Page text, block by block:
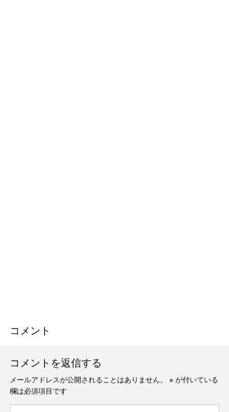
コメント
コメントを返信する
メールアドレスが公開されることはありません。 ※ が付いている
欄は必須項目です